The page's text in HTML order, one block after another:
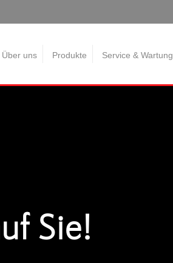
Über uns Produkte Service & Wartung
Sie!